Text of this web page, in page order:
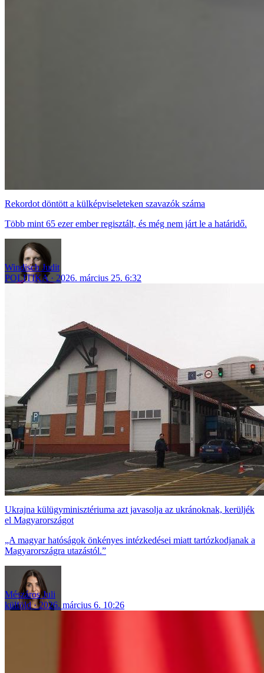
Rekordot döntött a külképviseleteken szavazók száma
Több mint 65 ezer ember regisztált, és még nem járt le a határidő.
Windisch Judit
POLITIKA
2026. március 25. 6:32
Ukrajna külügyminisztériuma azt javasolja az ukránoknak, kerüljék
el Magyarországot
„A magyar hatóságok önkényes intézkedései miatt tartózkodjanak a
Magyarországra utazástól.”
Mészáros Juli
külföld
2026. március 6. 10:26